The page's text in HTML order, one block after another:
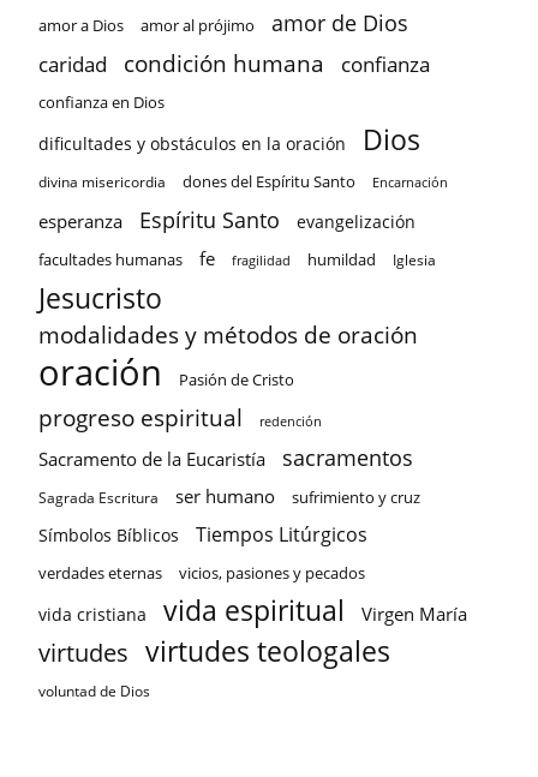
amor a Dios amor al prójimo amor de Dios
caridad condición humana confianza
confianza en Dios
dificultades y obstáculos en la oración Dios
divina misericordia dones del Espíritu Santo Encarnación
esperanza Espíritu Santo evangelización
facultades humanas fe fragilidad humildad Iglesia
Jesucristo
modalidades y métodos de oración
oración Pasión de Cristo
progreso espiritual redención
Sacramento de la Eucaristía sacramentos
Sagrada Escritura ser humano sufrimiento y cruz
Símbolos Bíblicos Tiempos Litúrgicos
verdades eternas vicios, pasiones y pecados
vida cristiana vida espiritual Virgen María
virtudes virtudes teologales
voluntad de Dios